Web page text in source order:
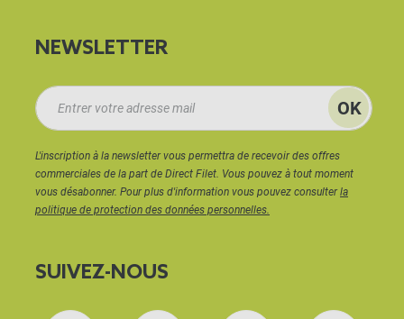
NEWSLETTER
L'inscription à la newsletter vous permettra de recevoir des offres
commerciales de la part de Direct Filet. Vous pouvez à tout moment
vous désabonner. Pour plus d'information vous pouvez consulterla
politique de protection des données personnelles.
SUIVEZ-NOUS